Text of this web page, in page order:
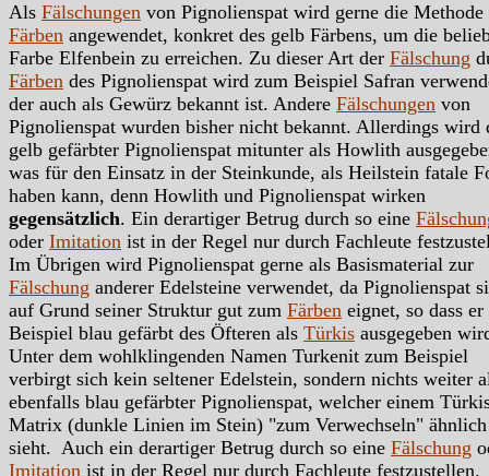
Als Fälschungen von Pignolienspat wird gerne die Methode
Färben angewendet, konkret des gelb Färbens, um die
Farbe Elfenbein zu erreichen. Zu dieser Art der Fälschung
Färben des Pignolienspat wird zum Beispiel Safran
der auch als Gewürz bekannt ist. Andere Fälschungen von
Pignolienspat wurden bisher nicht bekannt. Allerdings wird
gelb gefärbter Pignolienspat mitunter als Howlith
was für den Einsatz in der Steinkunde, als Heilstein fatale
haben kann, denn Howlith und Pignolienspat wirken
gegensätzlich. Ein derartiger Betrug durch so eine
oder Imitation ist in der Regel nur durch Fachleute
Im Übrigen wird Pignolienspat gerne als Basismaterial zur
Fälschung anderer Edelsteine verwendet, da Pignolienspat
auf Grund seiner Struktur gut zum Färben eignet, so dass
Beispiel blau gefärbt des Öfteren als Türkis ausgegeben
Unter dem wohlklingenden Namen Turkenit zum Beispiel
verbirgt sich kein seltener Edelstein, sondern nichts weiter
ebenfalls blau gefärbter Pignolienspat, welcher einem
Matrix (dunkle Linien im Stein) "zum Verwechseln" ähnlich
sieht. Auch ein derartiger Betrug durch so eine Fälschung
Imitation ist in der Regel nur durch Fachleute festzustellen.